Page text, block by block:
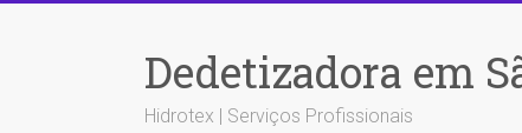
Dedetizadora em
Hidrotex | Serviços Profissionais